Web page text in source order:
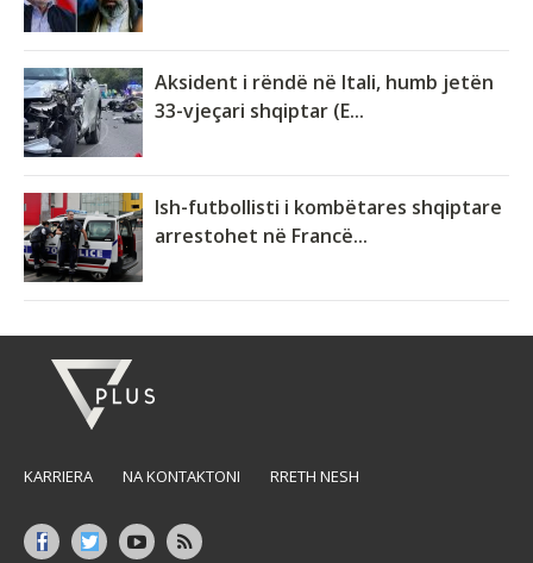
Aksident i rëndë në Itali, humb jetën
33-vjeçari shqiptar (E...
Ish-futbollisti i kombëtares shqiptare
arrestohet në Francë...
KARRIERA NA KONTAKTONI RRETH NESH